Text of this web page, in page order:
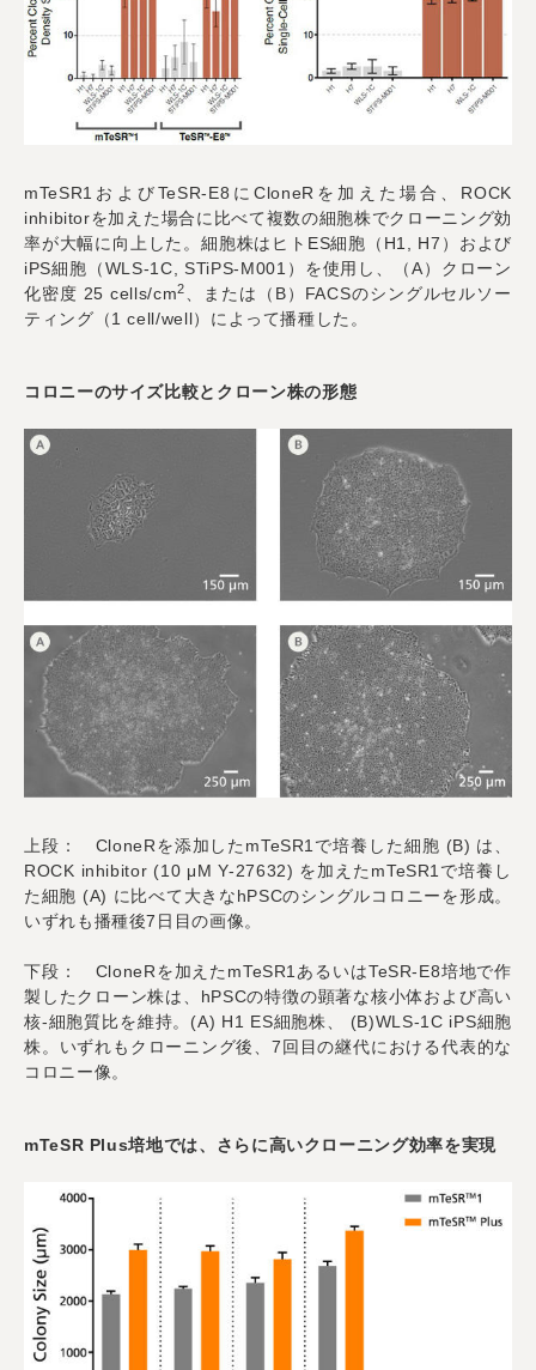
mTeSR1およびTeSR-E8にCloneRを加えた場合、ROCK
inhibitorを加えた場合に比べて複数の細胞株でクローニング効
率が大幅に向上した。細胞株はヒトES細胞（H1, H7）および
iPS細胞（WLS-1C, STiPS-M001）を使用し、（A）クローン
化密度 25 cells/cm2、または（B）FACSのシングルセルソー
ティング（1 cell/well）によって播種した。
コロニーのサイズ比較とクローン株の形態
上段： CloneRを添加したmTeSR1で培養した細胞 (B) は、
ROCK inhibitor (10 μM Y-27632) を加えたmTeSR1で培養し
た細胞 (A) に比べて大きなhPSCのシングルコロニーを形成。
いずれも播種後7日目の画像。
下段： CloneRを加えたmTeSR1あるいはTeSR-E8培地で作
製したクローン株は、hPSCの特徴の顕著な核小体および高い
核-細胞質比を維持。(A) H1 ES細胞株、 (B)WLS-1C iPS細胞
株。いずれもクローニング後、7回目の継代における代表的な
コロニー像。
mTeSR Plus培地では、さらに高いクローニング効率を実現